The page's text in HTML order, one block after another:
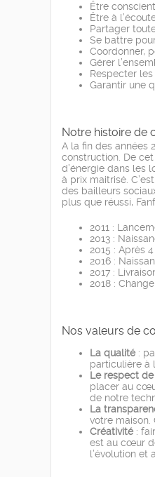
Être
Être à
Partager
Se battre
Coordonner,
Gérer
Respecter
Garantir une
Notre histoire de
A la fin des années
construction. De
d’énergie dans les
à prix maitrisé.
des bailleurs
plus que réussi,
2011 :
2013 :
2015 : Après
2016 :
2017 :
2018 :
Nos valeurs de
La qualité :
particulière à
Le respect de
placer au
de notre
La
votre maison.
Créativité :
est au cœur
l’évolution et